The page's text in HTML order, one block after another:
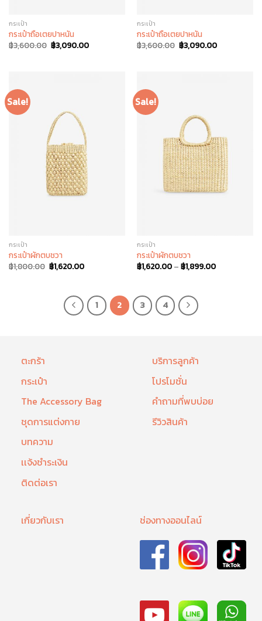
กระเป๋า
กระเป๋าถือเตยปาหนัน
฿3,600.00 ฿3,090.00
กระเป๋า
กระเป๋าถือเตยปาหนัน
฿3,600.00 ฿3,090.00
Sale!
กระเป๋า
กระเป๋าผักตบชวา
฿1,800.00 ฿1,620.00
Sale!
กระเป๋า
กระเป๋าผักตบชวา
฿1,620.00– ฿1,899.00
1 2 3 4
ตะกร้า
กระเป๋า
The Accessory Bag
ชุดการแต่งกาย
บทความ
เเจ้งชำระเงิน
ติดต่อเรา
บริการลูกค้า
โปรโมชั่น
คำถามที่พบบ่อย
รีวิวสินค้า
เกี่ยวกับเรา ช่องทางออนไลน์